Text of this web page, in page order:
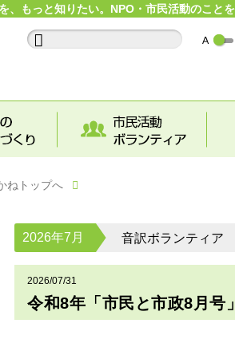
、もっと知りたい。NPO・市民活動のこと
ねトップへ
2026年7月 音訳ボランティア
2026/07/31
令和8年「市民と市政8月号